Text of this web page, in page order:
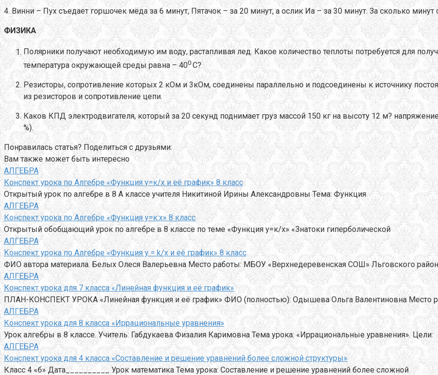
4. Винни – Пух съедает горшочек мёда за 6 минут, Пятачок – за 20 минут, а ослик Иа – за 30 минут. За сколько
ФИЗИКА
Полярники получают необходимую им воду, растапливая лед. Какое количество теплоты потребуется для
температура окружающей среды равна – 400 С?
Резисторы, сопротивление которых 2 кОм и 3кОм, соединены параллельно и подсоединены к источнику
из резисторов и сопротивление цепи.
Каков КПД электродвигателя, который за 20 секунд поднимает груз массой 150 кг на высоту 12 м?
%).
Понравилась статья? Поделиться с друзьями:
Вам также может быть интересно
АЛГЕБРА
Конспект урока по Алгебре «Функция у=к/х и её график» 8 класс
Открытый урок по алгебре в 8 А классе учителя Никитиной Ирины Александровны Тема: Функция
АЛГЕБРА
Конспект урока по Алгебре «Функция у=к:х» 8 класс
Открытый обобщающий урок по алгебре в 8 классе по теме «Функция у=к/х» «Знатоки гиперболической
АЛГЕБРА
Конспект урока по Алгебре «Функция y = k/x и её график» 8 класс
ФИО автора материала. Белых Олеся Валерьевна Место работы: МБОУ «Верхнедеревенская СОШ» Льговского
АЛГЕБРА
Конспект урока для 7 класса «Линейная функция и её график»
ПЛАН-КОНСПЕКТ УРОКА «Линейная функция и её график» ФИО (полностью): Одышева Ольга Валентиновна Место
АЛГЕБРА
Конспект урока для 8 класса «Иррациональные уравнения»
Урок алгебры в 8 классе. Учитель: Габдукаева Физалия Каримовна Тема урока: «Иррациональные уравнения». Цели:
АЛГЕБРА
Конспект урока для 4 класса «Составление и решение уравнений более сложной структуры»
Класс 4 «б» Дата__________ Урок математика Тема урока: Составление и решение уравнений более сложной